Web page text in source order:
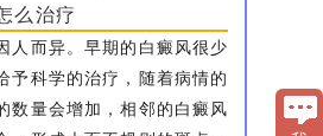
么治疗
人而异。早期的白癜风很少
予科学的治疗，随着病情的
数量会增加，相邻的白癜风